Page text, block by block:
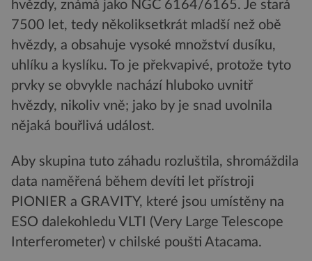
hvězdy, známá jako NGC 6164/6165. Je stará
7500 let, tedy několiksetkrát mladší než obě
hvězdy, a obsahuje vysoké množství dusíku,
uhlíku a kyslíku. To je překvapivé, protože tyto
prvky se obvykle nachází hluboko uvnitř
hvězdy, nikoliv vně; jako by je snad uvolnila
nějaká bouřlivá událost.
Aby skupina tuto záhadu rozluštila, shromáždila
data naměřená během devíti let přístroji
PIONIER a GRAVITY, které jsou umístěny na
ESO dalekohledu VLTI (Very Large Telescope
Interferometer) v chilské poušti Atacama.